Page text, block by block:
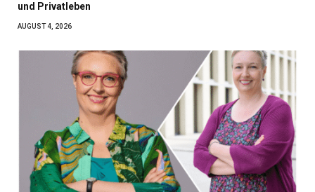
und Privatleben
AUGUST 4, 2026